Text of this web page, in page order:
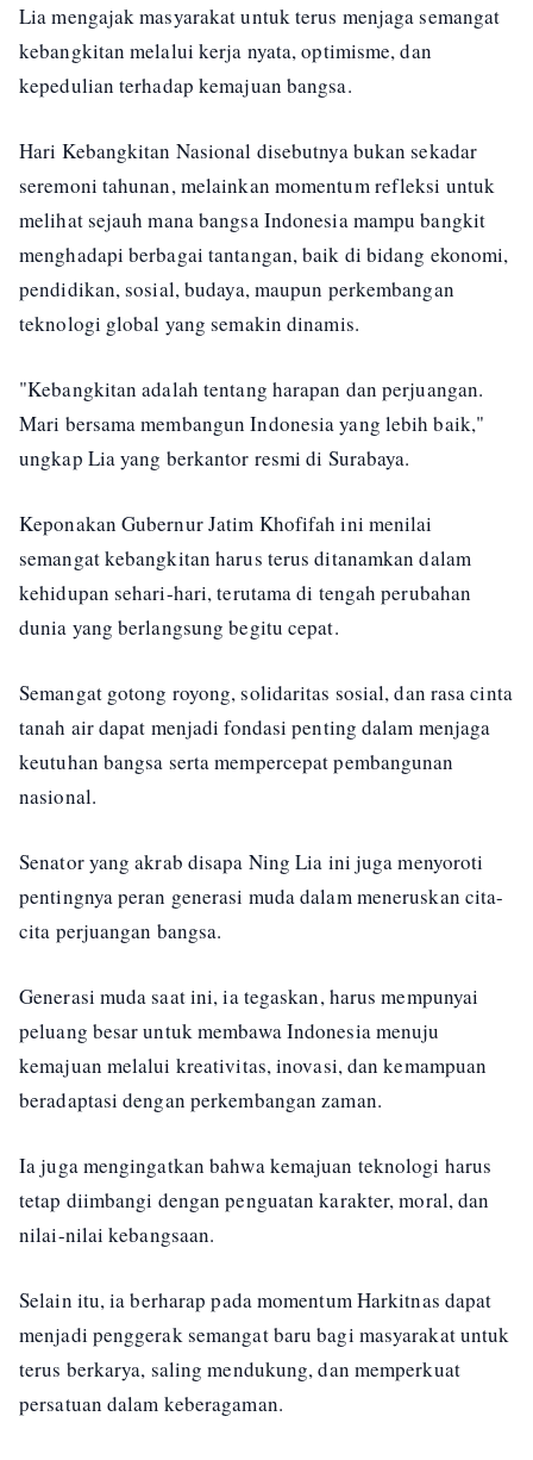
Lia mengajak masyarakat untuk terus menjaga semangat
kebangkitan melalui kerja nyata, optimisme, dan
kepedulian terhadap kemajuan bangsa.
Hari Kebangkitan Nasional disebutnya bukan sekadar
seremoni tahunan, melainkan momentum refleksi untuk
melihat sejauh mana bangsa Indonesia mampu bangkit
menghadapi berbagai tantangan, baik di bidang ekonomi,
pendidikan, sosial, budaya, maupun perkembangan
teknologi global yang semakin dinamis.
"Kebangkitan adalah tentang harapan dan perjuangan.
Mari bersama membangun Indonesia yang lebih baik,"
ungkap Lia yang berkantor resmi di Surabaya.
Keponakan Gubernur Jatim Khofifah ini menilai
semangat kebangkitan harus terus ditanamkan dalam
kehidupan sehari-hari, terutama di tengah perubahan
dunia yang berlangsung begitu cepat.
Semangat gotong royong, solidaritas sosial, dan rasa cinta
tanah air dapat menjadi fondasi penting dalam menjaga
keutuhan bangsa serta mempercepat pembangunan
nasional.
Senator yang akrab disapa Ning Lia ini juga menyoroti
pentingnya peran generasi muda dalam meneruskan cita-
cita perjuangan bangsa.
Generasi muda saat ini, ia tegaskan, harus mempunyai
peluang besar untuk membawa Indonesia menuju
kemajuan melalui kreativitas, inovasi, dan kemampuan
beradaptasi dengan perkembangan zaman.
Ia juga mengingatkan bahwa kemajuan teknologi harus
tetap diimbangi dengan penguatan karakter, moral, dan
nilai-nilai kebangsaan.
Selain itu, ia berharap pada momentum Harkitnas dapat
menjadi penggerak semangat baru bagi masyarakat untuk
terus berkarya, saling mendukung, dan memperkuat
persatuan dalam keberagaman.